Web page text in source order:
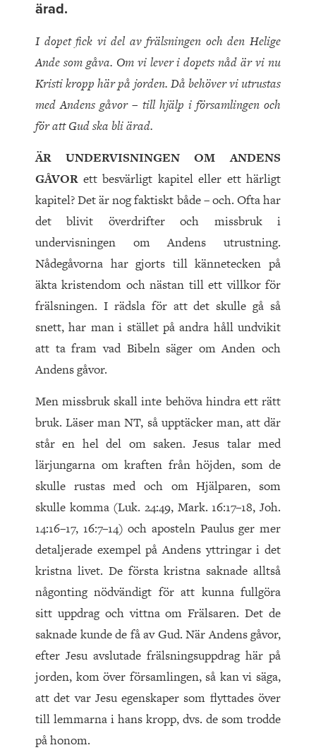
ärad.
I dopet fick vi del av frälsningen och den Helige
Ande som gåva. Om vi lever idopets nåd är vi nu
Kristi kropp här på jorden. Då behöver vi utrustas
medAndens gåvor – till hjälp i församlingen och
för att Gud ska bli ärad.
ÄR UNDERVISNINGEN OM ANDENS
GÅVOR ett besvärligt kapitel eller ett härligt
kapitel? Det är nog faktiskt både – och. Ofta har
det blivit överdrifter och missbruk i
undervisningen om Andens utrustning.
Nådegåvorna har gjorts till kännetecken på
äkta kristendom och nästan till ett villkor för
frälsningen. I rädsla för att det skulle gå så
snett, har man i stället på andra håll undvikit
att ta fram vad Bibeln säger om Anden och
Andens gåvor.
Men missbruk skall inte behöva hindra ett rätt
bruk. Läser man NT, så upptäcker man, att där
står en hel del om saken. Jesus talar med
lärjungarna om kraften från höjden, som de
skulle rustas med och om Hjälparen, som
skulle komma (Luk. 24:49, Mark. 16:17–18, Joh.
14:16–17, 16:7–14) och aposteln Paulus ger mer
detaljerade exempel på Andens yttringar i det
kristna livet. De första kristna saknade alltså
någonting nödvändigt för att kunna fullgöra
sitt uppdrag och vittna om Frälsaren. Det de
saknade kunde de få av Gud. När Andens gåvor,
efter Jesu avslutade frälsningsuppdrag här på
jorden, kom över församlingen, så kan vi säga,
att det var Jesu egenskaper som flyttades över
till lemmarna i hans kropp, dvs. de som trodde
på honom.